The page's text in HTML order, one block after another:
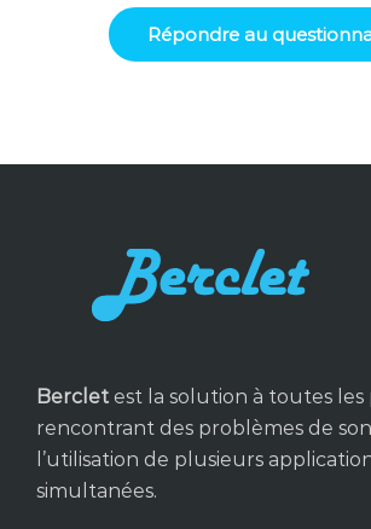
Répondre au
Berclet est la solution à toutes les
rencontrant des problèmes de
l’utilisation de plusieurs
simultanées.